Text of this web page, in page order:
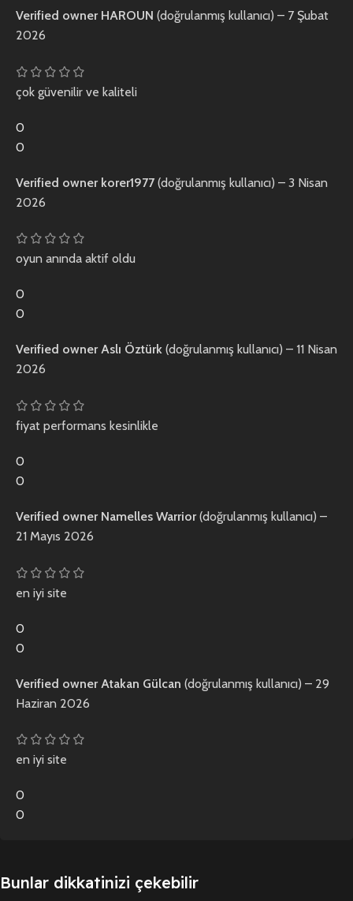
Verified owner HAROUN (doğrulanmış kullanıcı) – 7 Şubat
2026
çok güvenilir ve kaliteli
0
0
Verified owner korer1977 (doğrulanmış kullanıcı) – 3 Nisan
2026
oyun anında aktif oldu
0
0
Verified ownerAslı Öztürk (doğrulanmış kullanıcı) – 11 Nisan
2026
fiyat performans kesinlikle
0
0
Verified owner Namelles Warrior(doğrulanmış kullanıcı) –
21 Mayıs 2026
en iyi site
0
0
Verified owner Atakan Gülcan (doğrulanmış kullanıcı) – 29
Haziran 2026
en iyi site
0
0
Bunlar dikkatinizi çekebilir